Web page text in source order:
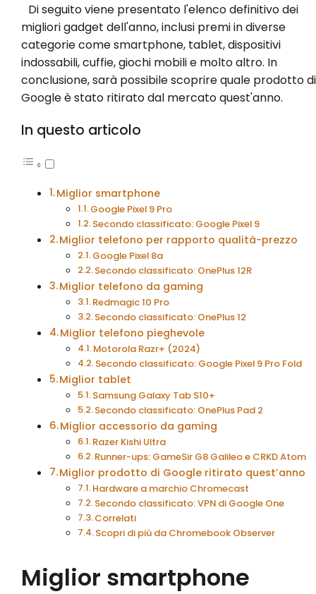
Di seguito viene presentato l'elenco definitivo dei
migliori gadget dell'anno, inclusi premi in diverse
categorie come smartphone, tablet, dispositivi
indossabili, cuffie, giochi mobili e molto altro. In
conclusione, sarà possibile scoprire quale prodotto di
Google è stato ritirato dal mercato quest'anno.
In questo articolo
Miglior smartphone
Google Pixel 9 Pro
Secondo classificato: Google Pixel 9
Miglior telefono per rapporto qualità-prezzo
Google Pixel 8a
Secondo classificato: OnePlus 12R
Miglior telefono da gaming
Redmagic 10 Pro
Secondo classificato: OnePlus 12
Miglior telefono pieghevole
Motorola Razr+ (2024)
Secondo classificato: Google Pixel 9 Pro Fold
Miglior tablet
Samsung Galaxy Tab S10+
Secondo classificato: OnePlus Pad 2
Miglior accessorio da gaming
Razer Kishi Ultra
Runner-ups: GameSir G8 Galileo e CRKD Atom
Miglior prodotto di Google ritirato quest’anno
Hardware a marchio Chromecast
Secondo classificato: VPN di Google One
Correlati
Scopri di più da Chromebook Observer
Miglior smartphone